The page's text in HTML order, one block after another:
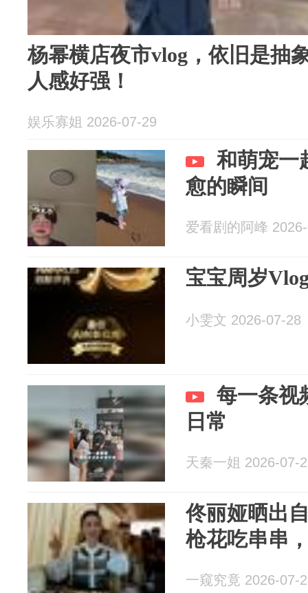
杨幂横店夜市vlog，依旧是抽
人感好强！
娱乐寡姐 2026-07-29
和萌宠一
愈的瞬间
爱看剧的阿峰
宝宝周岁
小雯文 2026-07-28
每一条视
日常
天秦一姐 2026-07-
佟丽娅晒出
枪花吃串串
一窥究竟 2026-07-